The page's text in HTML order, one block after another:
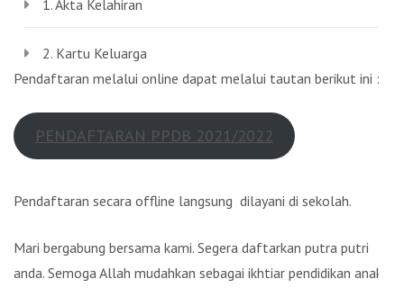
1. Akta Kelahiran
2. Kartu Keluarga
Pendaftaran melalui online dapat melalui tautan berikut ini :
PENDAFTARAN PPDB 2021/2022
Pendaftaran secara offline langsung dilayani di sekolah.
Mari bergabung bersama kami. Segera daftarkan putra putri
anda. Semoga Allah mudahkan sebagai ikhtiar pendidikan anak